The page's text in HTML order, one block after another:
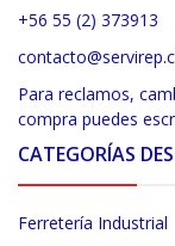
+56 55 (2) 373913
Para reclamos,
compra puedes
CATEGORÍAS
Ferretería Industrial